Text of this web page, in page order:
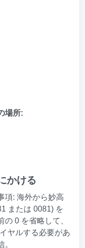
場所:
かける
項: 海外から妙高
または 0081) を
0 を省略して、
ヤルする必要があ